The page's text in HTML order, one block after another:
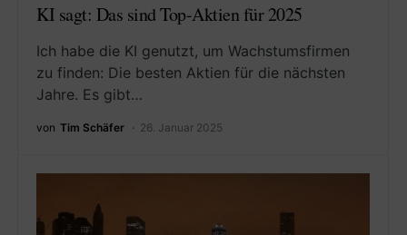
KI sagt: Das sind Top-Aktien für 2025
Ich habe die KI genutzt, um Wachstumsfirmen
zu finden: Die besten Aktien für die nächsten
Jahre. Es gibt…
von Tim Schäfer 26. Januar 2025